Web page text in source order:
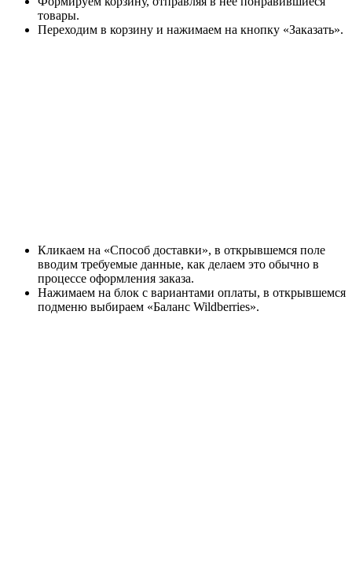
товары.
Переходим в корзину и нажимаем на кнопку «Заказать».
Кликаем на «Способ доставки», в открывшемся поле
вводим требуемые данные, как делаем это обычно в
процессе оформления заказа.
Нажимаем на блок с вариантами оплаты, в открывшемся
подменю выбираем «Баланс Wildberries».